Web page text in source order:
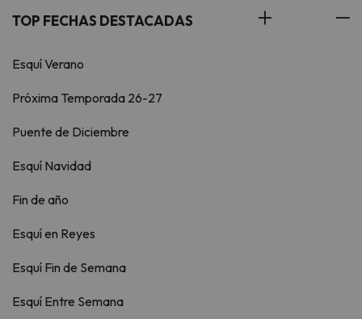
TOP FECHAS DESTACADAS
Esquí Verano
Próxima Temporada 26-27
Puente de Diciembre
Esquí Navidad
Fin de año
Esquí en Reyes
Esquí Fin de Semana
Esquí Entre Semana